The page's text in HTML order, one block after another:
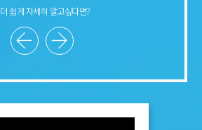
더 쉽게 자세히 알고싶다면?